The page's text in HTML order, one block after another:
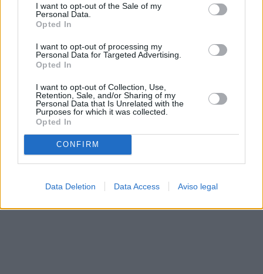
cualquier momento entrando de nuevo en este sitio web o
visitando nuestra política de privacidad.
I want to opt-out of the Sale of my
Personal Data.
Opted In
I want to opt-out of processing my
Personal Data for Targeted Advertising.
Opted In
I want to opt-out of Collection, Use,
Retention, Sale, and/or Sharing of my
Personal Data that Is Unrelated with the
Purposes for which it was collected.
Opted In
CONFIRM
Data Deletion Data Access Aviso legal